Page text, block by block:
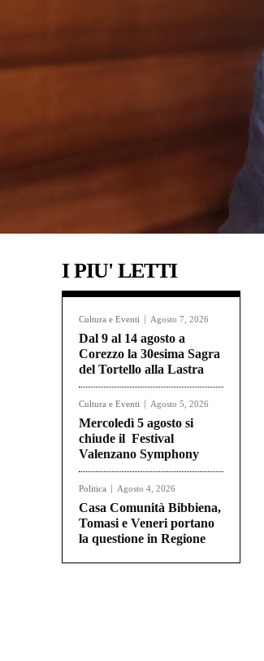
I PIU' LETTI
Cultura e Eventi Agosto 7, 2026
Dal 9 al 14 agosto a
Corezzo la 30esima Sagra
del Tortello alla Lastra
Cultura e Eventi Agosto 5, 2026
Mercoledì 5 agosto si
chiude il Festival
Valenzano Symphony
Politica Agosto 4, 2026
Casa Comunità Bibbiena,
Tomasi e Veneri portano
la questione in Regione